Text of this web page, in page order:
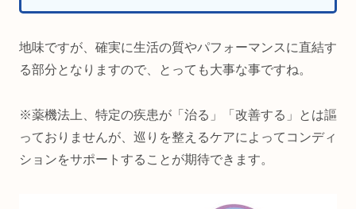
地味ですが、確実に生活の質やパフォーマンスに直結す
る部分となりますので、とっても大事な事ですね。
※薬機法上、特定の疾患が「治る」「改善する」とは謳
っておりませんが、巡りを整えるケアによってコンディ
ションをサポートすることが期待できます。